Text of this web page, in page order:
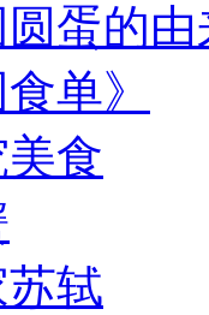
蛋的由
单》
食
轼